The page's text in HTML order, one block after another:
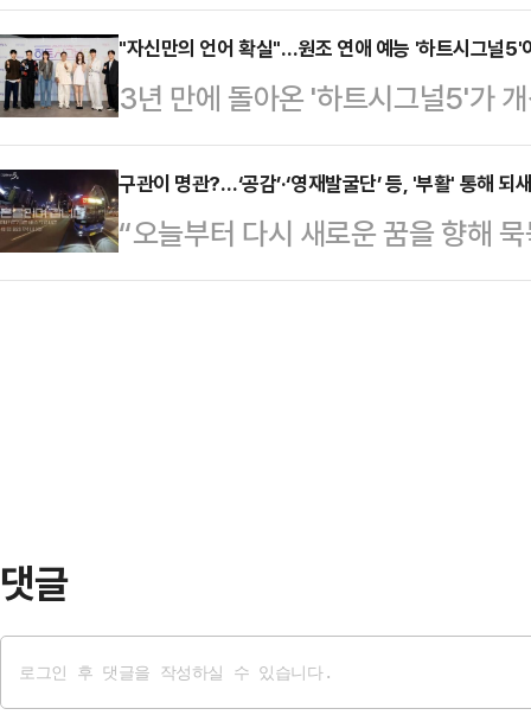
로 파악됐다. 이를 합산하면 임영…
태를 알리자 강인은 상황의 심각성
한 구조대는 서울 한 병원으로 이진
진호가 집 마당에서 나오다 쓰러지
골든타임 내 병원으…
계 최초로 개봉한다. 과거에도 ‘분
웨이 홈’, ‘쥬라기 월드: 도미니언’,
다이’, ‘킹스맨: 퍼스트 에이전트’,
이 한국을 첫 공개 시장으로 선택한
장 관객 감소와 시장 위축이라는 전
길을 끈다.코로나19 이전인 2019
"자신만의 언어 확실"…원조 연애 예능 '하트시그널
3년 만에 돌아온 '하트시그널5'가
틈 없는' 재미를 선사한다.'하트시
남녀들의 연애를 관찰, 분석하며 최
다.원조 멤버인 윤종신, 이상민, 김
다.14일 열린 채널A 예능프로그램
구관이 명관?…‘공감’·‘영재발굴단’ 등, '부활' 통해
“오늘부터 다시 새로운 꿈을 향해
소년으로 이름을 알렸던 백강현이
댓글